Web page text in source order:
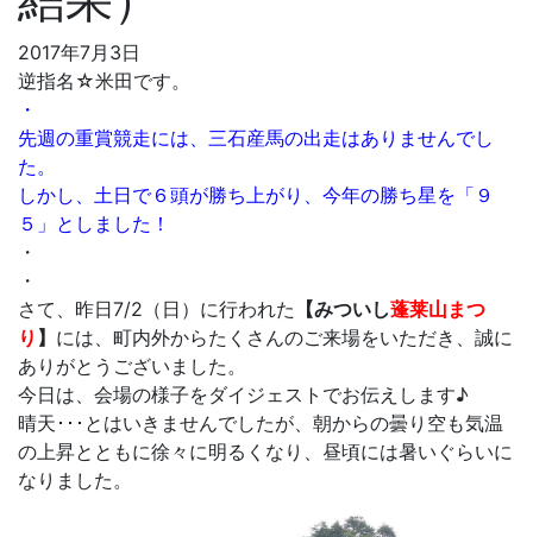
2017年7月3日
逆指名☆米田です。
・
先週の重賞競走には、三石産馬の出走はありませんでし
た。
しかし、土日で６頭が勝ち上がり、今年の勝ち星を「９
５」としました！
・
・
さて、昨日7/2（日）に行われた 【みついし蓬莱山まつ
り 】 には、町内外からたくさんのご来場をいただき、誠に
ありがとうございました。
今日は、会場の様子をダイジェストでお伝えします♪
晴天･･･とはいきませんでしたが、朝からの曇り空も気温
の上昇とともに徐々に明るくなり、昼頃には暑いぐらいに
なりました。